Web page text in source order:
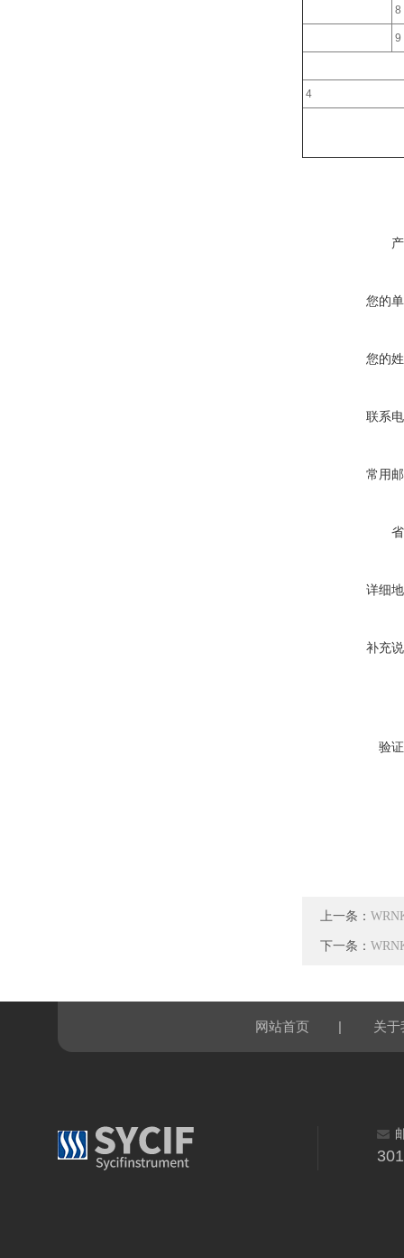
8
9
4
您的
您的
联系
常用
详细
补充
验
上一条：
下一条：
网站首页 | 关于